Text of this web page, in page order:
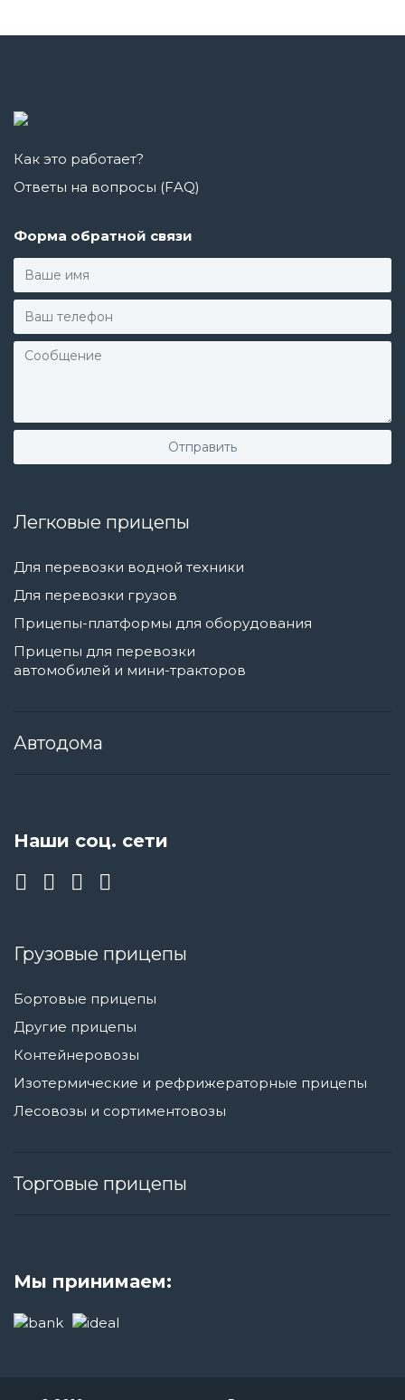
Как это работает?
Ответы на вопросы (FAQ)
Форма обратной связи
Легковые прицепы
Для перевозки водной техники
Для перевозки грузов
Прицепы-платформы для оборудования
Прицепы для перевозки
автомобилей и мини-тракторов
Автодома
Наши соц. сети
Грузовые прицепы
Бортовые прицепы
Другие прицепы
Контейнеровозы
Изотермические и рефрижераторные прицепы
Лесовозы и сортиментовозы
Торговые прицепы
Мы принимаем: